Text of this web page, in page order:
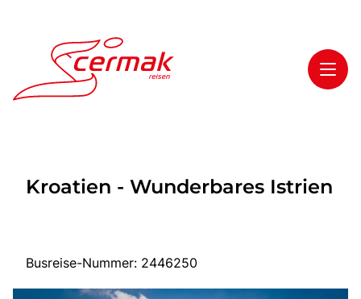
Highlights
Kroatien - Wunderbares Istrien
Busreise-Nummer: 2446250